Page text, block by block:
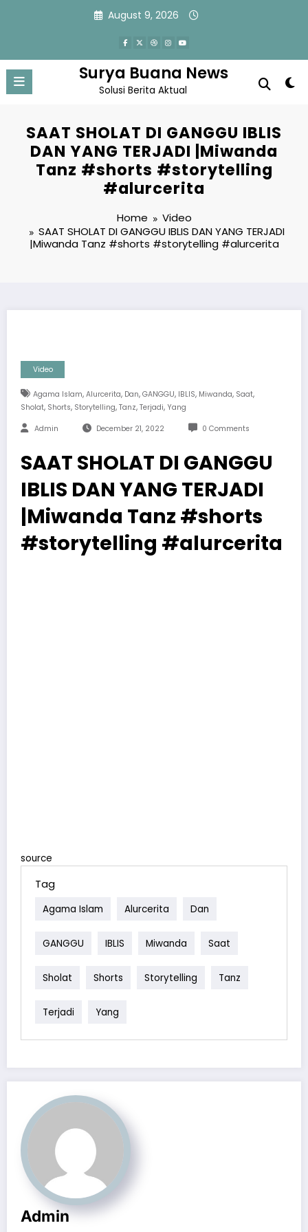
August 9, 2026
Surya Buana News
Solusi Berita Aktual
SAAT SHOLAT DI GANGGU IBLIS
DAN YANG TERJADI |Miwanda
Tanz #shorts #storytelling
#alurcerita
Home
Video
SAAT SHOLAT DI GANGGU IBLIS DAN YANG TERJADI
|Miwanda Tanz #shorts #storytelling #alurcerita
Video
Agama Islam, Alurcerita, Dan, GANGGU, IBLIS, Miwanda, Saat,
Sholat, Shorts, Storytelling, Tanz, Terjadi, Yang
Admin December 21, 2022 0 Comments
SAAT SHOLAT DI GANGGU
IBLIS DAN YANG TERJADI
|Miwanda Tanz #shorts
#storytelling #alurcerita
source
Tag
Agama Islam Alurcerita Dan
GANGGU IBLIS Miwanda Saat
Sholat Shorts Storytelling Tanz
Terjadi Yang
Admin